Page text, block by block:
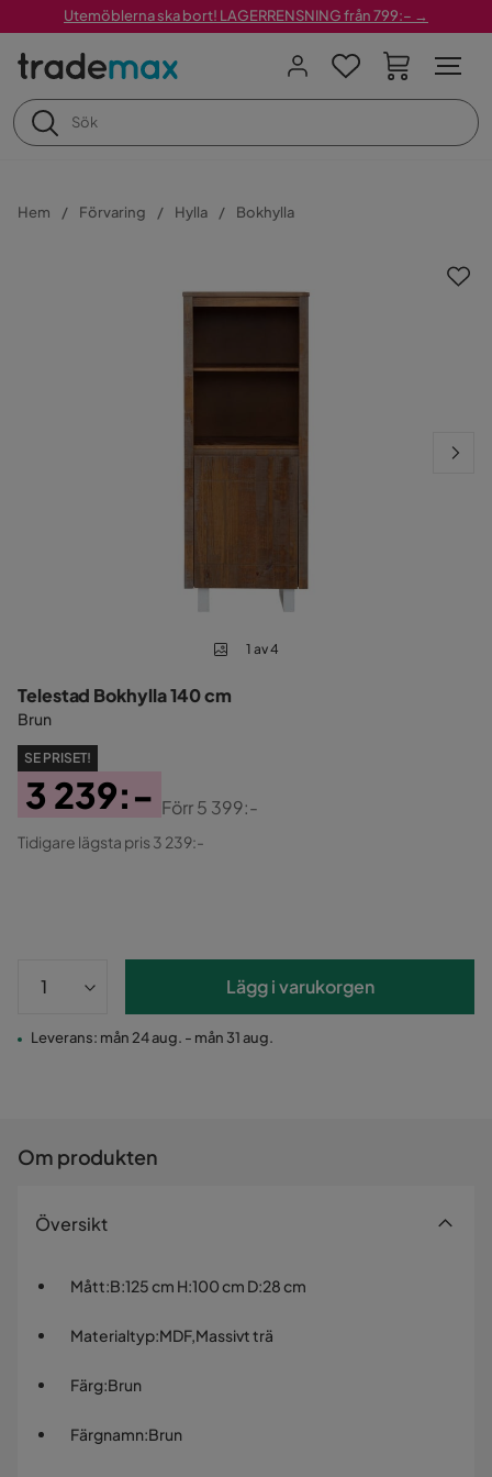
Utemöblerna ska bort! LAGERRENSNING från 799:– →
Hem Förvaring Hylla Bokhylla
1 av 4
Telestad Bokhylla 140 cm
Brun
SE PRISET!
Pris
3 239:-
Original
Förr5 399:-
Tidigare lägsta pris 3 239:-
Lägg i varukorgen
Leverans: mån 24 aug. - mån 31 aug.
Om produkten
Översikt
Mått:B:125 cm H:100 cm D:28 cm
Materialtyp:MDF,Massivt trä
Färg:Brun
Färgnamn:Brun